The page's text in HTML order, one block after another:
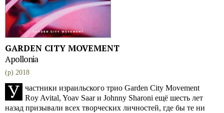
GARDEN CITY MOVEMENT
Apollonia
(p) 2018
У
частники израильского трио Garden City Movement
Roy Avital, Yoav Saar и Johnny Sharoni ещё шесть лет
назад призывали всех творческих личностей, где бы те ни